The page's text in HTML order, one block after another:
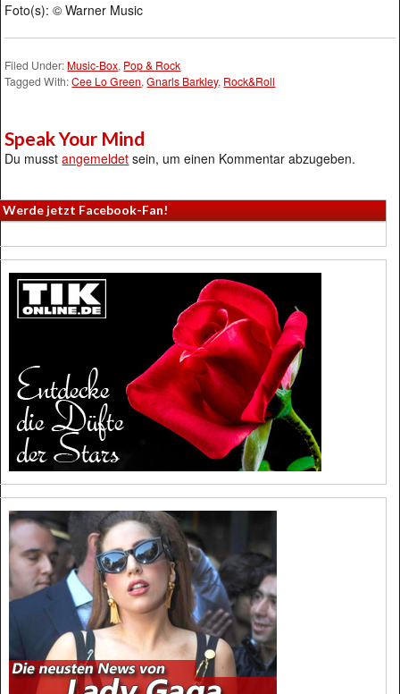
Foto(s): © Warner Music
Filed Under: Music-Box, Pop & Rock
Tagged With:Cee Lo Green,Gnarls Barkley, Rock&Roll
Speak Your Mind
Du musstangemeldet sein, um einen Kommentar abzugeben.
Werde jetzt Facebook-Fan!